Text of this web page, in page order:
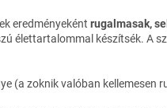
eredményeként rugalmasak,
élettartalommal készítsék. A
(a zoknik valóban kellemesen